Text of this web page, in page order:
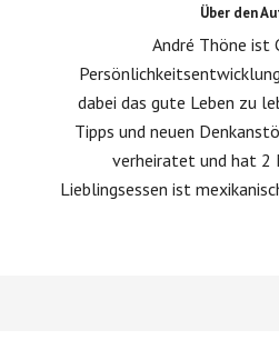
Über den
André Thöne ist
dabei das gute Leben zu
Tipps und neuen
verheiratet und hat 2
Lieblingsessen ist